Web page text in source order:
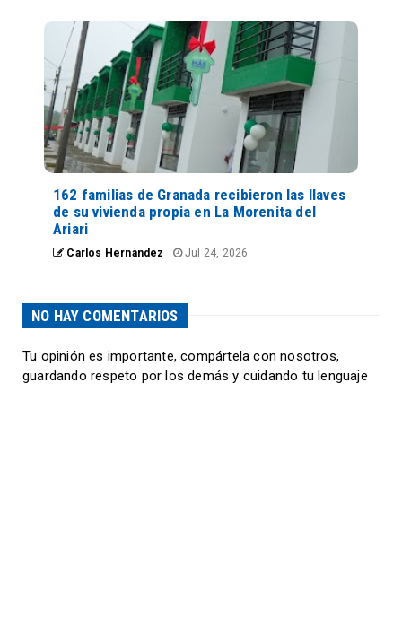
162 familias de Granada recibieron las llaves
de su vivienda propia en La Morenita del
Ariari
Carlos Hernández Jul 24, 2026
NO HAY COMENTARIOS
Tu opinión es importante, compártela con nosotros,
guardando respeto por los demás y cuidando tu lenguaje